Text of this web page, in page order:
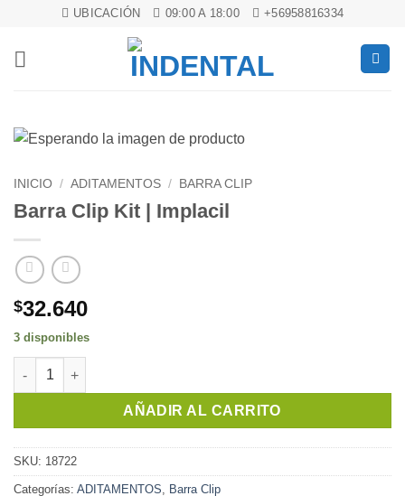
contenido
UBICACIÓN 09:00 A 18:00 +56958816334
INICIO / ADITAMENTOS / BARRA CLIP
Barra Clip Kit | Implacil
$32.640
3 disponibles
Barra Clip Kit | Implacil cantidad
AÑADIR AL CARRITO
SKU: 18722
Categorías: ADITAMENTOS, Barra Clip